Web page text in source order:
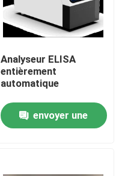
Analyseur ELISA
entièrement
automatique
envoyer une